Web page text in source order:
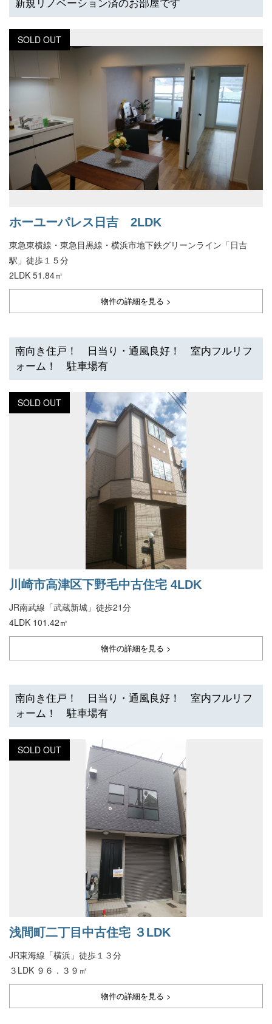
新規リノベーション済のお部屋です
SOLD OUT
ホーユーパレス日吉 2LDK
東急東横線・東急目黒線・横浜市地下鉄グリーンライン「日吉
駅」徒歩１５分
2LDK 51.84㎡
物件の詳細を見る >
南向き住戸！ 日当り・通風良好！ 室内フルリフ
ォーム！ 駐車場有
SOLD OUT
川崎市高津区下野毛中古住宅 4LDK
JR南武線「武蔵新城」徒歩21分
4LDK 101.42㎡
物件の詳細を見る >
南向き住戸！ 日当り・通風良好！ 室内フルリフ
ォーム！ 駐車場有
SOLD OUT
浅間町二丁目中古住宅 ３LDK
JR東海線「横浜」徒歩１３分
３LDK ９６．３９㎡
物件の詳細を見る >